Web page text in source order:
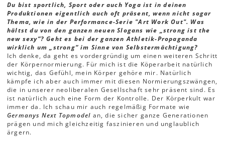
Du bist sportlich, Sport oder auch Yoga ist in deinen
Produktionen eigentlich auch oft präsent, wenn nicht sogar
Thema, wie in der Performance-Serie "Art Work Out". Was
hältst du von den ganzen neuen Slogans wie „strong ist the
new sexy“? Geht es bei der ganzen Athletik-Propaganda
wirklich um „strong“ im Sinne von Selbstermächtigung?
Ich denke, da geht es vordergründig um einen weiteren Schritt
der Körpernormierung. Für mich ist die Köperarbeit natürlich
wichtig, das Gefühl, mein Körper gehöre mir. Natürlich
kämpfe ich aber auch immer mit diesen Normierungszwängen,
die in unserer neoliberalen Gesellschaft sehr präsent sind. Es
ist natürlich auch eine Form der Kontrolle. Der Körperkult war
immer da. Ich schau mir auch regelmäßig Formate wie
Germanys Next Topmodel an, die sicher ganze Generationen
prägen und mich gleichzeitig faszinieren und unglaublich
ärgern.